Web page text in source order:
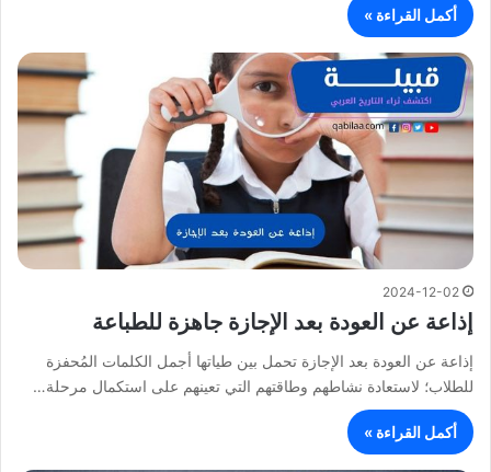
أكمل القراءة »
2024-12-02
إذاعة عن العودة بعد الإجازة جاهزة للطباعة
إذاعة عن العودة بعد الإجازة تحمل بين طياتها أجمل الكلمات المُحفزة
للطلاب؛ لاستعادة نشاطهم وطاقتهم التي تعينهم على استكمال مرحلة…
أكمل القراءة »